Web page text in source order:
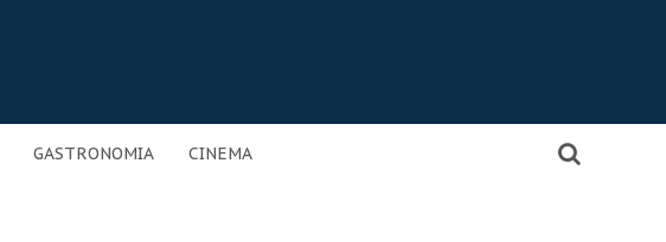
GASTRONOMIA CINEMA